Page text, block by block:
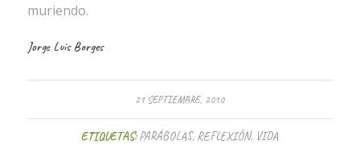
muriendo.
Jorge Luis Borges
21 SEPTIEMBRE, 2010
ETIQUETAS:PARÁBOLAS, REFLEXIÓN, VIDA